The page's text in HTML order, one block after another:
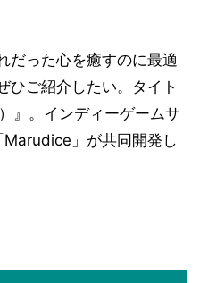
だった心を癒すのに最適
ひご紹介したい。タイト
』。インディーゲームサ
」が共同開発し